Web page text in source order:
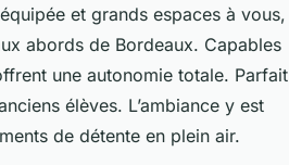
et grands espaces à vous,
abords de Bordeaux. Capables
une autonomie totale. Parfait
élèves. L’ambiance y est
de détente en plein air.